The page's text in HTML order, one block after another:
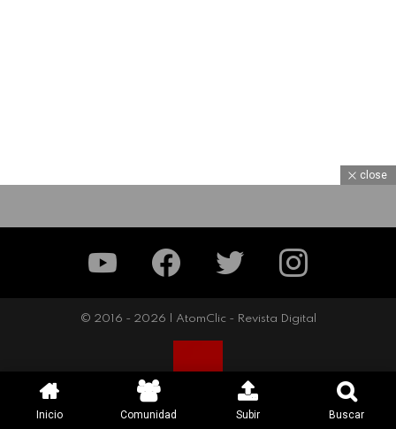
YouTube Facebook Twitter Instagram
© 2016 - 2026 | AtomClic - Revista Digital
close
Inicio Comunidad Subir Buscar